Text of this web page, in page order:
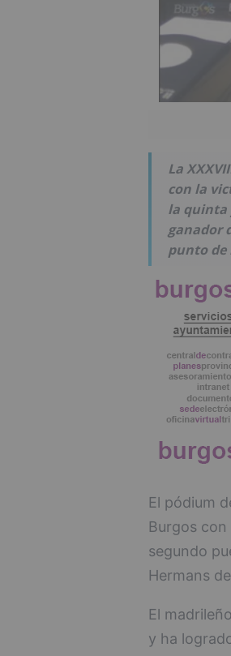
La
con la
la quinta
ganador
punto de
El pódium
Burgos
segundo
Hermans
El
y ha